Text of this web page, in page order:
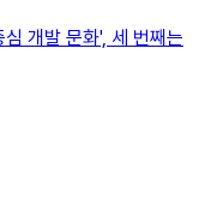
개발 문화', 세 번째는